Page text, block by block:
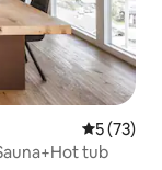
5 (73)
tub